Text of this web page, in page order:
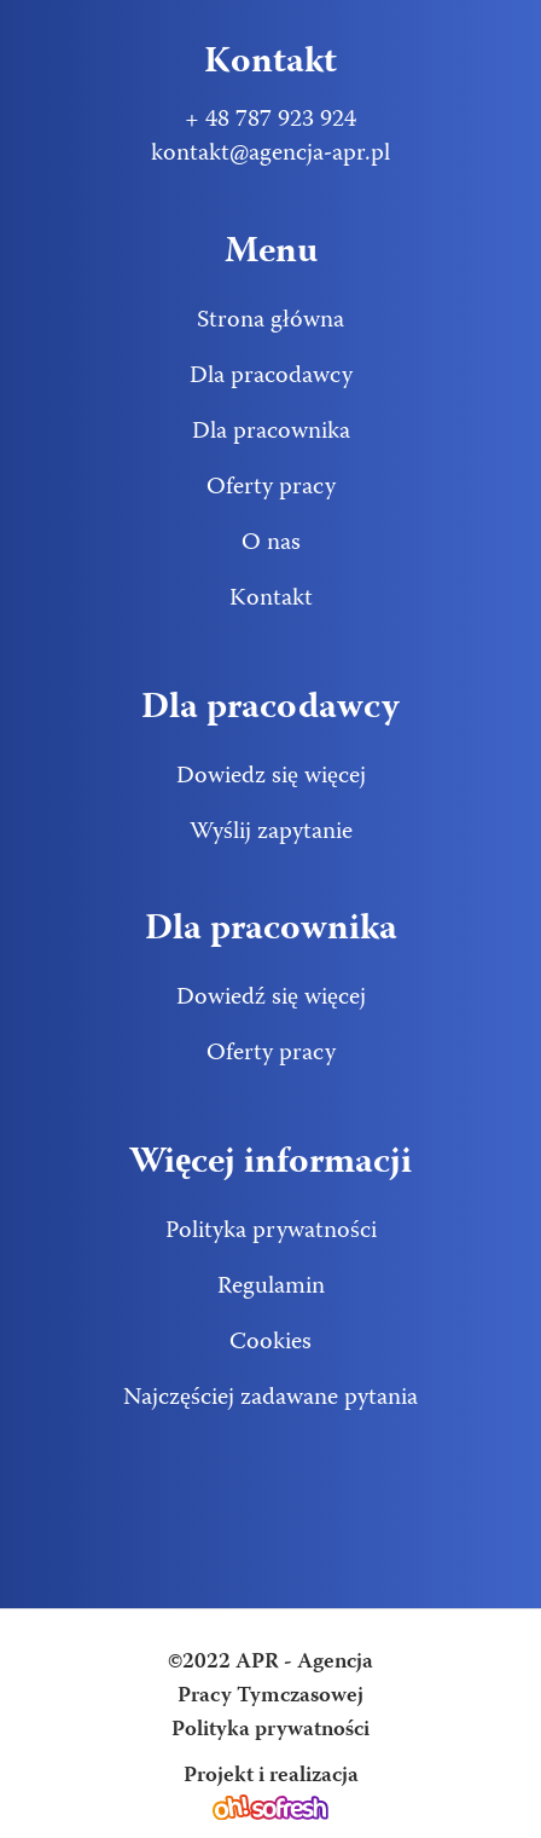
Kontakt
+ 48 787 923 924
kontakt@agencja-apr.pl
Menu
Strona główna
Dla pracodawcy
Dla pracownika
Oferty pracy
O nas
Kontakt
Dla pracodawcy
Dowiedz się więcej
Wyślij zapytanie
Dla pracownika
Dowiedź się więcej
Oferty pracy
Więcej informacji
Polityka prywatności
Regulamin
Cookies
Najczęściej zadawane pytania
©2022 APR - Agencja
Pracy Tymczasowej
Polityka prywatności
Projekt i realizacja